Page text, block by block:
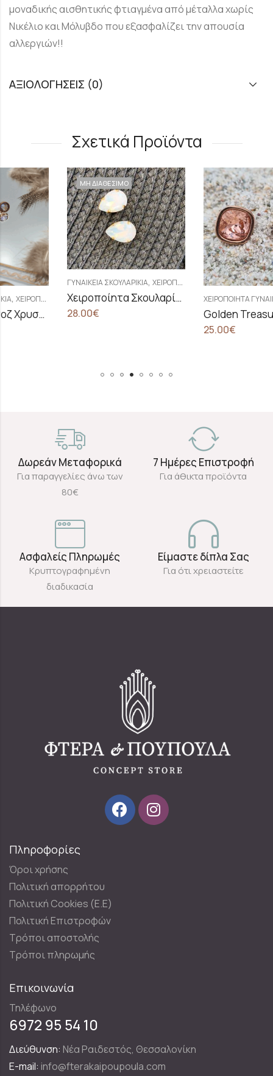
μοναδικής αισθητικής φτιαγμένα από μέταλλα χωρίς
Νικέλιο και Μόλυβδο που εξασφαλίζει την απουσία
αλλεργιών!!
ΑΞΙΟΛΟΓΉΣΕΙΣ (0)
Σχετικά Προϊόντα
ΜΗ ΔΙΑΘΕΣΙΜΟ
ΓΥΝΑΙΚΕΊΑ ΣΚΟΥΛΑΡΊΚΙΑ,ΧΕΙΡΟΠΟΊΗΤΑ ΓΥΝΑΙΚΕΊΑ ΣΚΟΥΛΑΡΊΚΙΑ
Χειροποίητα Σκουλαρίκια Με Κρύσταλλα Swarovski
28.00€
Χ
ΕΙΡΟΠΟΊΗΤΑ ΓΥΝΑΙΚΕΊΑ ΣΚΟΥΛΑΡΊΚΙΑ
Golden Treasure Σκουλαρίκια Dust Pink
Δωρεάν Μεταφορικά
Για παραγγελίες άνω των
80€
7 Ημέρες Επιστροφή
Για άθικτα προϊόντα
Ασφαλείς Πληρωμές
Κρυπτογραφημένη
διαδικασία
Είμαστε δίπλα Σας
Για ότι χρειαστείτε
Πληροφορίες
Όροι χρήσης
Πολιτική απορρήτου
Πολιτική Cookies (E.E)
Πολιτική Επιστροφών
Τρόποι αποστολής
Τρόποι πληρωμής
Επικοινωνία
Τηλέφωνο
6972 95 54 10
Διεύθυνση: Νέα Ραιδεστός, Θεσσαλονίκη
E-mail: info@fterakaipoupoula.com